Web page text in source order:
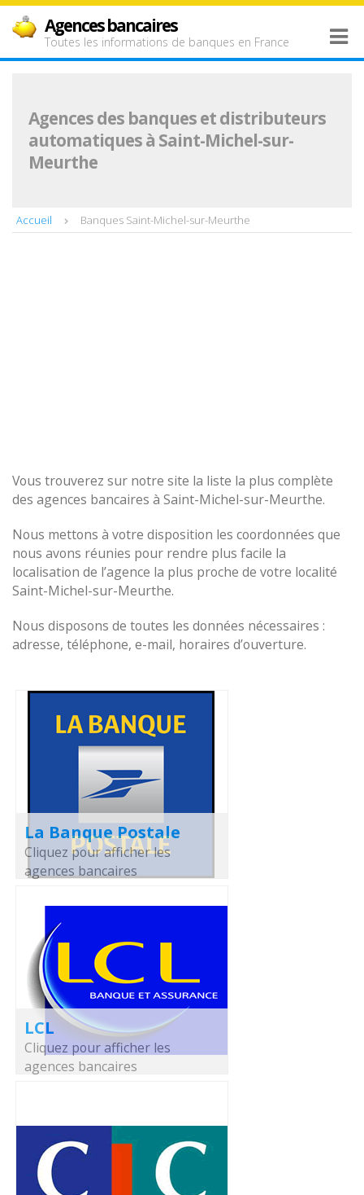
Agences bancaires
Toutes les informations de banques en France
Agences des banques et distributeurs
automatiques à Saint-Michel-sur-
Meurthe
Accueil Banques Saint-Michel-sur-Meurthe
Vous trouverez sur notre site la liste la plus complète
des agences bancaires à Saint-Michel-sur-Meurthe.
Nous mettons à votre disposition les coordonnées que
nous avons réunies pour rendre plus facile la
localisation de l’agence la plus proche de votre localité
Saint-Michel-sur-Meurthe.
Nous disposons de toutes les données nécessaires :
adresse, téléphone, e-mail, horaires d’ouverture.
La Banque Postale
Cliquez pour afficher les
agences bancaires
LCL
Cliquez pour afficher les
agences bancaires